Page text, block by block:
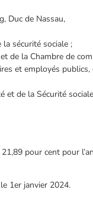
Duc de Nassau,
la sécurité sociale ;
de la Chambre de
et employés
de la Sécurité
pour cent pour
1er janvier 2024.